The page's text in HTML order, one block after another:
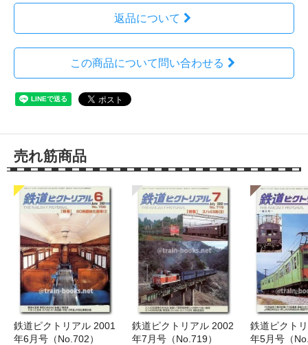
返品について
この商品について問い合わせる
売れ筋商品
鉄道ピクトリアル 2001
年6月号（No.702）
鉄道ピクトリアル 2002
年7月号（No.719）
鉄道ピクト
年5月号（